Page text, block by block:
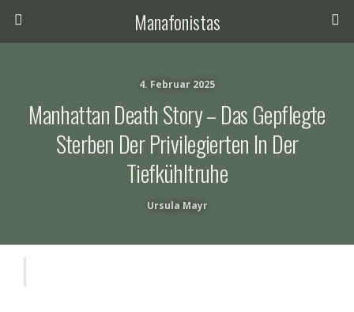
Manafonistas
4. Februar 2025
Manhattan Death Story – Das Gepflegte
Sterben Der Privilegierten In Der
Tiefkühltruhe
Ursula Mayr